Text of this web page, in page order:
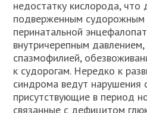
недостатку кислорода, что
подверженным судорожным
перинатальной
внутричерепным
спазмофилией,
к судорогам. Нередко к
синдрома ведут нарушения
присутствующие в период
связанные с дефицитом